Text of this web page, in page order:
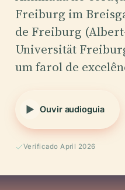
Freiburg im
de Freiburg
Universität
um farol de
Ouvir audioguia
Verificado April 2026